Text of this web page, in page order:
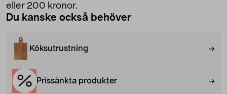
eller 200 kronor.
Du kanske också behöver
Köksutrustning
Prissänkta produkter